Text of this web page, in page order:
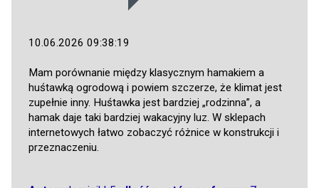
10.06.2026 09:38:19
Mam porównanie między klasycznym hamakiem a
huśtawką ogrodową i powiem szczerze, że klimat jest
zupełnie inny. Huśtawka jest bardziej „rodzinna”, a
hamak daje taki bardziej wakacyjny luz. W sklepach
internetowych łatwo zobaczyć różnice w konstrukcji i
przeznaczeniu.